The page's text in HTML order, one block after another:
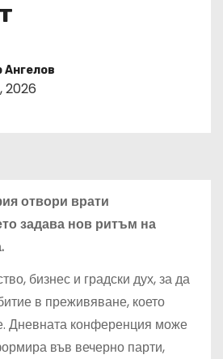
Ангелов
2026
отвори врати
задава нов ритъм на
бизнес и градски дух, за да
в преживяване, което
Дневната конференция може
във вечерно парти,